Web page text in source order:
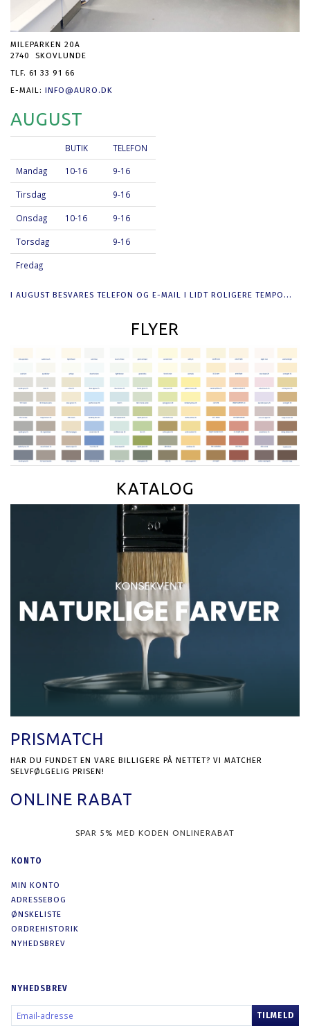
MILEPARKEN 20A
2740 SKOVLUNDE
TLF. 61 33 91 66
E-MAIL: INFO@AURO.DK
AUGUST
BUTIK TELEFON
Mandag 10-16 9-16
Tirsdag 9-16
Onsdag 10-16 9-16
Torsdag 9-16
Fredag
I AUGUST BESVARES TELEFON OG E-MAIL I LIDT ROLIGERE TEMPO...
FLYER
KATALOG
PRISMATCH
HAR DU FUNDET EN VARE BILLIGERE PÅ NETTET? VI MATCHER
SELVFØLGELIG PRISEN!
ONLINE RABAT
SPAR 5% MED KODEN ONLINERABAT
KONTO
MIN KONTO
ADRESSEBOG
ØNSKELISTE
ORDREHISTORIK
NYHEDSBREV
NYHEDSBREV
EMAIL-
ADRESSE
TILMELD